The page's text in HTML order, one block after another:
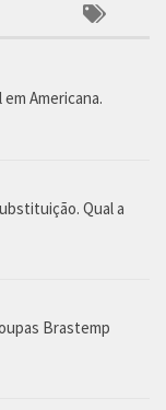
Americana.
Qual a
Brastemp